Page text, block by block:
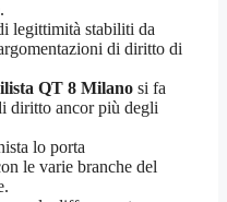
legittimità stabiliti da
di diritto di
QT 8 Milano si fa
diritto ancor più degli
lo porta
le varie branche del